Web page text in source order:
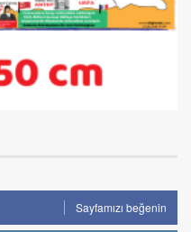
Sayfamızı beğenin